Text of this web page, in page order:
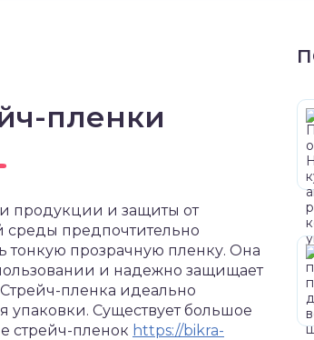
пленки
продукции и защиты от
предпочтительно
тонкую прозрачную пленку. Она
и надежно защищает
пленка идеально
упаковки. Существует большое
стрейч-пленок https://bikra-